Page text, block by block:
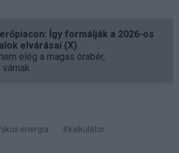
Így formálják a 2026-os
elvárásai (X)
elég a magas órabér,
energia #kalkulátor